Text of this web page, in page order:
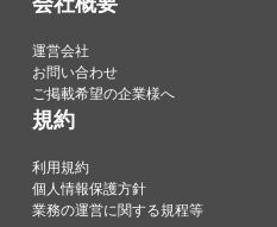
運営会社
お問い合わせ
ご掲載希望の企業様へ
規約
利用規約
個人情報保護方針
業務の運営に関する規程等